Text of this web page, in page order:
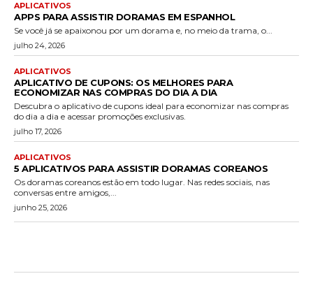
APLICATIVOS
APPS PARA ASSISTIR DORAMAS EM ESPANHOL
Se você já se apaixonou por um dorama e, no meio da trama, o...
julho 24, 2026
APLICATIVOS
APLICATIVO DE CUPONS: OS MELHORES PARA
ECONOMIZAR NAS COMPRAS DO DIA A DIA
Descubra o aplicativo de cupons ideal para economizar nas compras
do dia a dia e acessar promoções exclusivas.
julho 17, 2026
APLICATIVOS
5 APLICATIVOS PARA ASSISTIR DORAMAS COREANOS
Os doramas coreanos estão em todo lugar. Nas redes sociais, nas
conversas entre amigos,...
junho 25, 2026